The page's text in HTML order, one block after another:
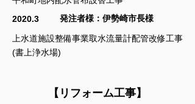
2020.3
発注者様： 伊勢崎市長様
上水道施設整備事業取水流量計配管改修工事
(書上浄水場)
【リフォーム工事】